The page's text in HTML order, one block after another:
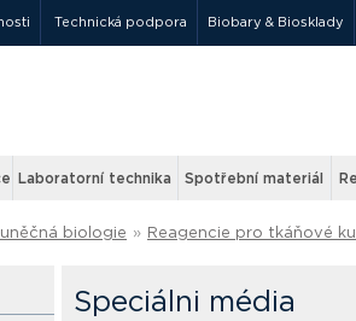
Technická podpora Biobary & Biosklady
Laboratorní technika Spotřební materiál
biologie » Reagencie pro tkáňové
Speciálni média